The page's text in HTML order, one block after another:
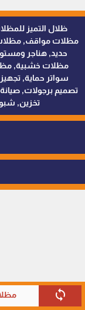
sync
مظلات مواقف,
حديد, هناجر
مظلات خشبية,
سواتر حماية,
تصميم برجولات,
تخزين,